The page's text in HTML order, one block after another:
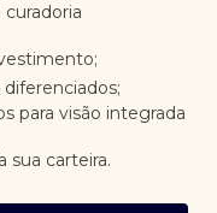
para visão integrada
sua carteira.